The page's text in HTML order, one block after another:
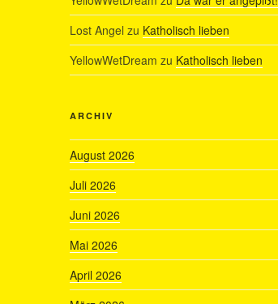
Lost Angel zu Katholisch lieben
YellowWetDream zu Katholisch lieben
ARCHIV
August 2026
Juli 2026
Juni 2026
Mai 2026
April 2026